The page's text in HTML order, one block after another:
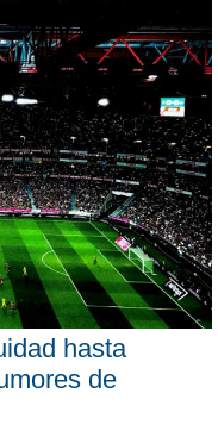
hasta
de